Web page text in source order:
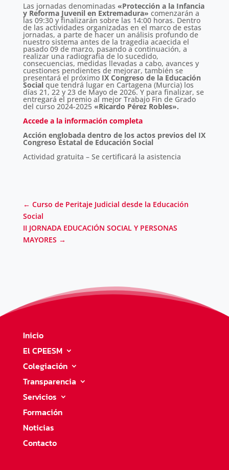
Las jornadas denominadas «Protección a la Infancia
y Reforma Juvenil en Extremadura» comenzarán a
las 09:30 y finalizarán sobre las 14:00 horas. Dentro
de las actividades organizadas en el marco de estas
jornadas, a parte de hacer un análisis profundo de
nuestro sistema antes de la tragedia acaecida el
pasado 09 de marzo, pasando a continuación, a
realizar una radiografía de lo sucedido,
consecuencias, medidas llevadas a cabo, avances y
cuestiones pendientes de mejorar, también se
presentará el próximo IX Congreso de la Educación
Social que tendrá lugar en Cartagena (Murcia) los
días 21, 22 y 23 de Mayo de 2026. Y para finalizar, se
entregará el premio al mejor Trabajo Fin de Grado
del curso 2024-2025 «Ricardo Pérez Robles».
Accede a la información completa
Acción englobada dentro de los actos previos del IX
Congreso Estatal de Educación Social
Actividad gratuita – Se certificará la asistencia
← Curso de Peritaje Judicial desde la Educación
Social
II JORNADA EDUCACIÓN SOCIAL Y PERSONAS
MAYORES →
Inicio
El CPEESM
Colegiación
Transparencia
Servicios
Formación
Noticias
Contacto